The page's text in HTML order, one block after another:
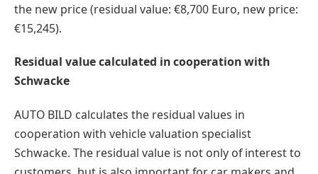
the new price (residual value: €8,700 Euro, new price:
€15,245).
Residual value calculated in cooperation with
Schwacke
AUTO BILD calculates the residual values in
cooperation with vehicle valuation specialist
Schwacke. The residual value is not only of interest to